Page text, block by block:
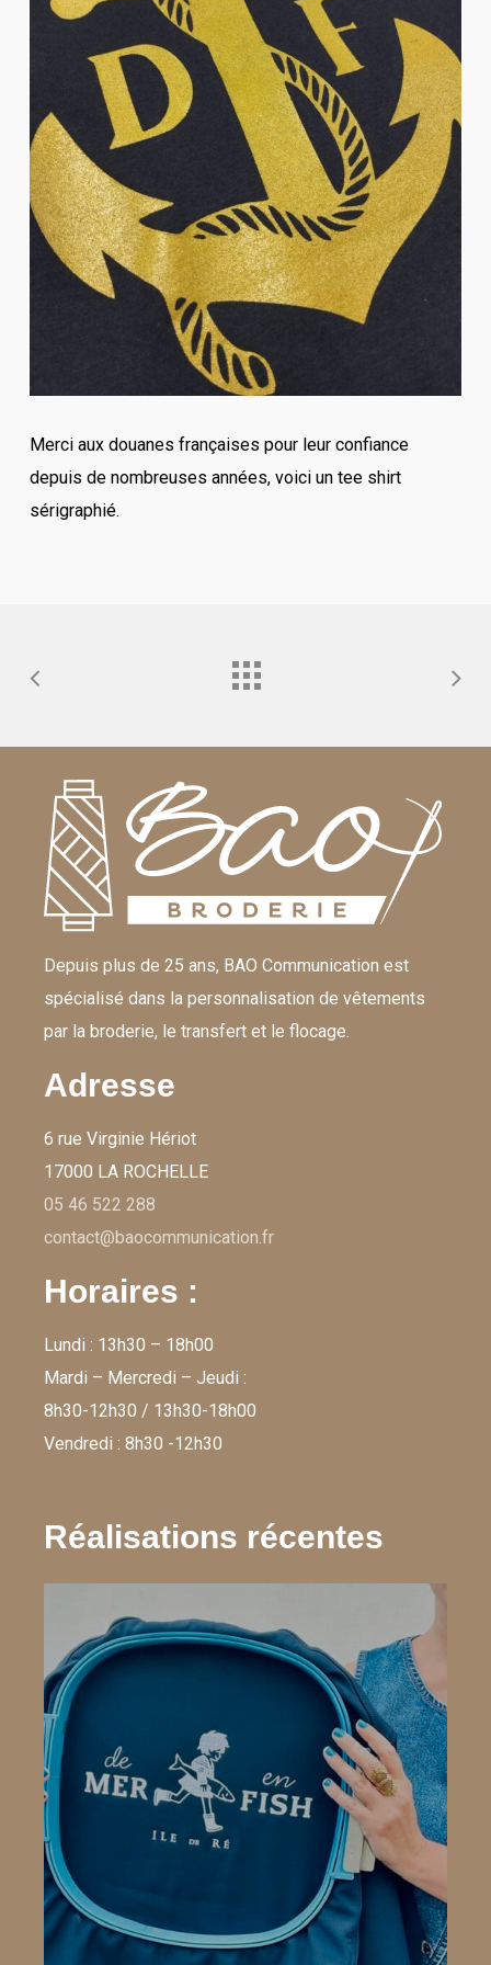
Merci aux douanes françaises pour leur confiance
depuis de nombreuses années, voici un tee shirt
sérigraphié.
Depuis plus de 25 ans, BAO Communication est
spécialisé dans la personnalisation de vêtements
par la broderie, le transfert et le flocage.
Adresse
6 rue Virginie Hériot
17000 LA ROCHELLE
05 46 522 288
contact@baocommunication.fr
Horaires :
Lundi : 13h30 – 18h00
Mardi – Mercredi – Jeudi :
8h30-12h30 / 13h30-18h00
Vendredi : 8h30 -12h30
Réalisations récentes